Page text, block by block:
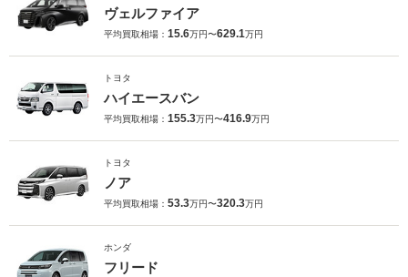
ヴェルファイア
平均買取相場： 15.6万円〜629.1万円
トヨタ
ハイエースバン
平均買取相場： 155.3万円〜416.9万円
トヨタ
ノア
平均買取相場： 53.3万円〜320.3万円
ホンダ
フリード